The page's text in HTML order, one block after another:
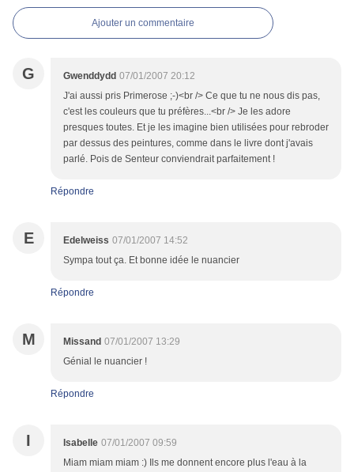
Ajouter un commentaire
G Gwenddydd 07/01/2007 20:12
J'ai aussi pris Primerose ;-)<br /> Ce que tu ne nous dis pas,
c'est les couleurs que tu préfères...<br /> Je les adore
presques toutes. Et je les imagine bien utilisées pour rebroder
par dessus des peintures, comme dans le livre dont j'avais
parlé. Pois de Senteur conviendrait parfaitement !
Répondre
E Edelweiss 07/01/2007 14:52
Sympa tout ça. Et bonne idée le nuancier
Répondre
M Missand 07/01/2007 13:29
Génial le nuancier !
Répondre
I Isabelle 07/01/2007 09:59
Miam miam miam :) Ils me donnent encore plus l'eau à la